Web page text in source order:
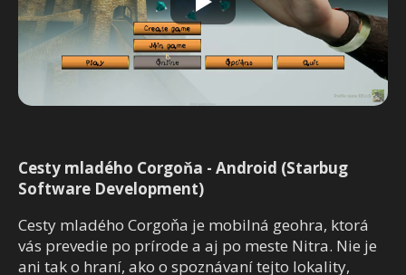
Cesty mladého Corgoňa - Android (Starbug
Software Development)
Cesty mladého Corgoňa je mobilná geohra, ktorá
vás prevedie po prírode a aj po meste Nitra. Nie je
ani tak o hraní, ako o spoznávaní tejto lokality,